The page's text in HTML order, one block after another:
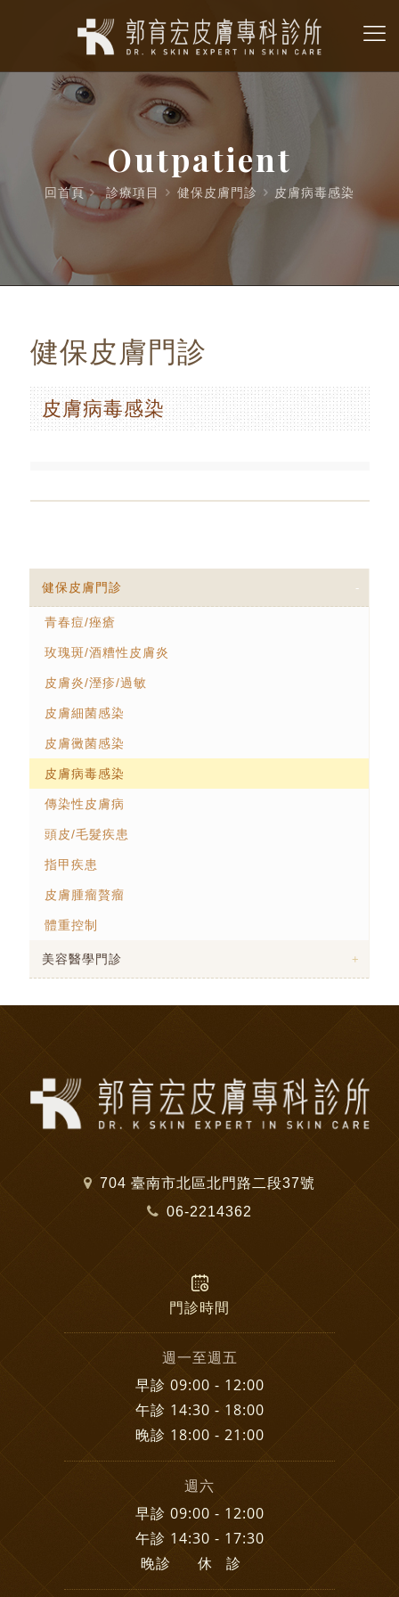
Outpatient
回首頁 診療項目 健保皮膚門診 皮膚病毒感染
健保皮膚門診
皮膚病毒感染
健保皮膚門診
青春痘/痤瘡
玫瑰斑/酒糟性皮膚炎
皮膚炎/溼疹/過敏
皮膚細菌感染
皮膚黴菌感染
皮膚病毒感染
傳染性皮膚病
頭皮/毛髮疾患
指甲疾患
皮膚腫瘤贅瘤
體重控制
美容醫學門診
704 臺南市北區北門路二段37號
06-2214362
門診時間
週一至週五
早診 09:00 - 12:00
午診 14:30 - 18:00
晚診 18:00 - 21:00
週六
早診 09:00 - 12:00
午診 14:30 - 17:30
晚診 休 診